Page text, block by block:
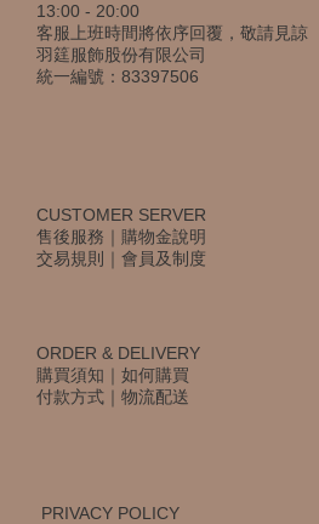
13:00 - 20:00
客服上班時間將依序回覆，敬請見諒
羽筳服飾股份有限公司
統一編號：83397506
CUSTOMER SERVER
售後服務 ｜ 購物金說明
交易規則
｜ 會員及制度
ORDER & DELIVERY
購買須知 ｜ 如何購買
付款方式 ｜ 物流配送
PRIVACY POLICY